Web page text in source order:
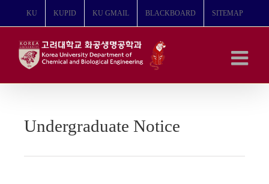
뛰
KU KUPID KU GMAIL BLACKBOARD SITEMAP
Undergraduate Notice